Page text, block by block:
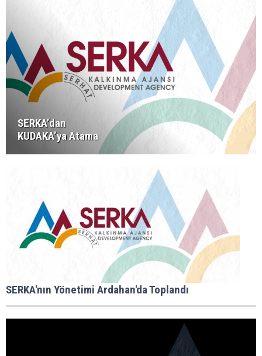
SERKA’dan
KUDAKA’ya Atama
SERKA'nın Yönetimi Ardahan'da Toplandı